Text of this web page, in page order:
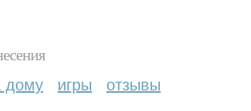
дому игры отзывы